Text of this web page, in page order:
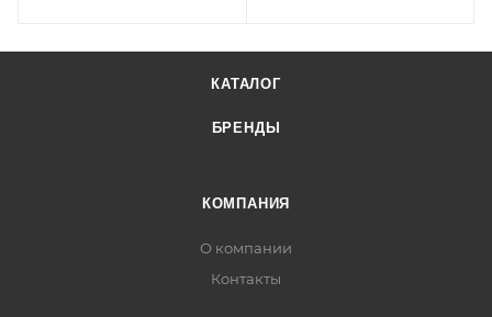
КАТАЛОГ
БРЕНДЫ
КОМПАНИЯ
О компании
Контакты